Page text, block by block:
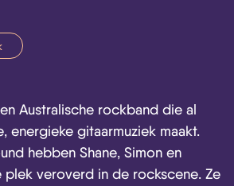
Australische rockband die al
energieke gitaarmuziek maakt.
hebben Shane, Simon en
plek veroverd in de rockscene. Ze